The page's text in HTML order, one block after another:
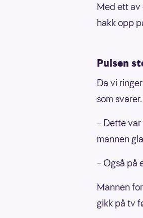
Med ett
hakk opp
Pulsen
Da vi
som svarer.
– Dette
mannen
– Også på
Mannen
gikk på tv